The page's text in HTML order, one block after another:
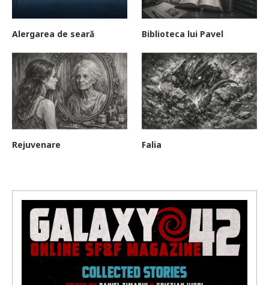
Alergarea de seară Biblioteca lui Pavel
Rejuvenare Falia